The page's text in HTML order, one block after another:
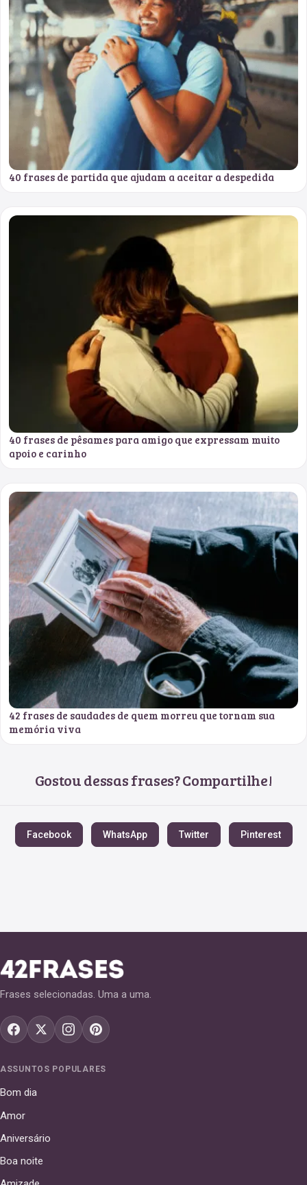
40 frases de partida que ajudam a aceitar a despedida
40 frases de pêsames para amigo que expressam muito
apoio e carinho
42 frases de saudades de quem morreu que tornam sua
memória viva
Gostou dessas frases? Compartilhe!
Facebook WhatsApp Twitter Pinterest
Frases selecionadas. Uma a uma.
ASSUNTOS POPULARES
Bom dia
Amor
Aniversário
Boa noite